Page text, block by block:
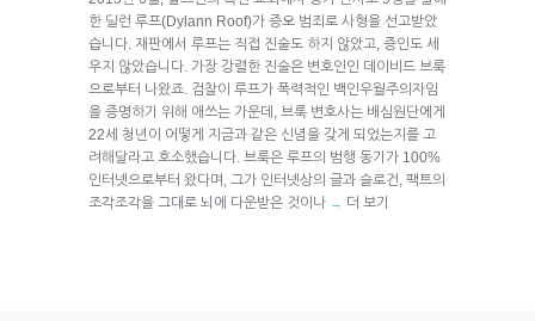
한 딜런 루프(Dylann Roof)가 증오 범죄로 사형을 선고받았
습니다. 재판에서 루프는 직접 진술도 하지 않았고, 증인도 세
우지 않았습니다. 가장 강렬한 진술은 변호인인 데이비드 브룩
으로부터 나왔죠. 검찰이 루프가 폭력적인 백인우월주의자임
을 증명하기 위해 애쓰는 가운데, 브룩 변호사는 배심원단에게
22세 청년이 어떻게 지금과 같은 신념을 갖게 되었는지를 고
려해달라고 호소했습니다. 브룩은 루프의 범행 동기가 100%
인터넷으로부터 왔다며, 그가 인터넷상의 글과 슬로건, 팩트의
조각조각을 그대로 뇌에 다운받은 것이나 → 더 보기